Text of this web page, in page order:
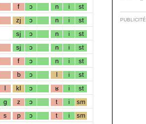
f ɔ n i st
zj ɔ n i st
sj ɔ n i st
sj ɔ n i st
f ɔ n i st
b ɔ l i st
l kl ɔ ʁ i st
g z ɔ t i sm
s p ɔ t i sm
PUBLICITÉ